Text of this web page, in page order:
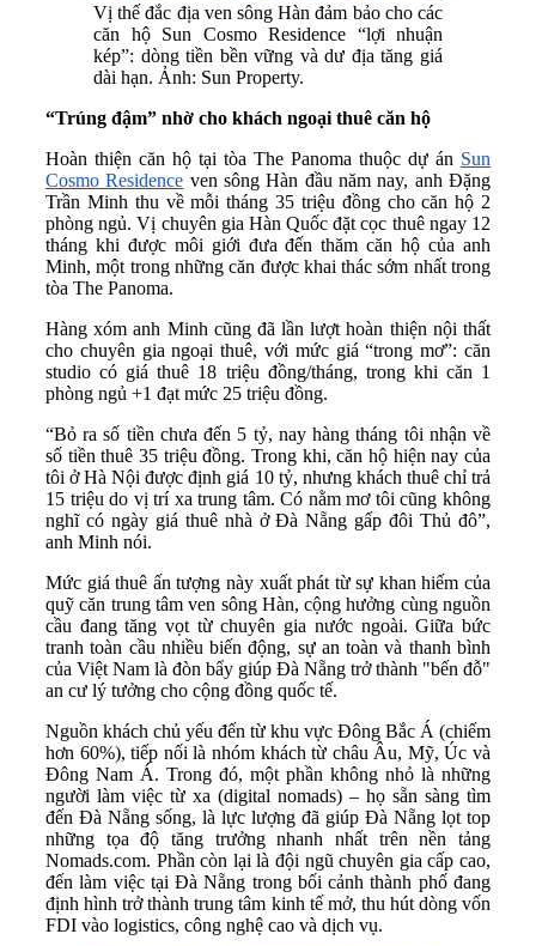
Vị thế đắc địa ven sông Hàn đảm bảo cho các
căn hộ Sun Cosmo Residence “lợi nhuận
kép”: dòng tiền bền vững và dư địa tăng giá
dài hạn. Ảnh: Sun Property.
“Trúng đậm” nhờ cho khách ngoại thuê căn hộ
Hoàn thiện căn hộ tại tòa The Panoma thuộc dự án Sun
Cosmo Residence ven sông Hàn đầu năm nay, anh Đặng
Trần Minh thu về mỗi tháng 35 triệu đồng cho căn hộ 2
phòng ngủ. Vị chuyên gia Hàn Quốc đặt cọc thuê ngay 12
tháng khi được môi giới đưa đến thăm căn hộ của anh
Minh, một trong những căn được khai thác sớm nhất trong
tòa The Panoma.
Hàng xóm anh Minh cũng đã lần lượt hoàn thiện nội thất
cho chuyên gia ngoại thuê, với mức giá “trong mơ”: căn
studio có giá thuê 18 triệu đồng/tháng, trong khi căn 1
phòng ngủ +1 đạt mức 25 triệu đồng.
“Bỏ ra số tiền chưa đến 5 tỷ, nay hàng tháng tôi nhận về
số tiền thuê 35 triệu đồng. Trong khi, căn hộ hiện nay của
tôi ở Hà Nội được định giá 10 tỷ, nhưng khách thuê chỉ trả
15 triệu do vị trí xa trung tâm. Có nằm mơ tôi cũng không
nghĩ có ngày giá thuê nhà ở Đà Nẵng gấp đôi Thủ đô”,
anh Minh nói.
Mức giá thuê ấn tượng này xuất phát từ sự khan hiếm của
quỹ căn trung tâm ven sông Hàn, cộng hưởng cùng nguồn
cầu đang tăng vọt từ chuyên gia nước ngoài. Giữa bức
tranh toàn cầu nhiều biến động, sự an toàn và thanh bình
của Việt Nam là đòn bẩy giúp Đà Nẵng trở thành "bến đỗ"
an cư lý tưởng cho cộng đồng quốc tế.
Nguồn khách chủ yếu đến từ khu vực Đông Bắc Á (chiếm
hơn 60%), tiếp nối là nhóm khách từ châu Âu, Mỹ, Úc và
Đông Nam Á. Trong đó, một phần không nhỏ là những
người làm việc từ xa (digital nomads) – họ sẵn sàng tìm
đến Đà Nẵng sống, là lực lượng đã giúp Đà Nẵng lọt top
những tọa độ tăng trưởng nhanh nhất trên nền tảng
Nomads.com. Phần còn lại là đội ngũ chuyên gia cấp cao,
đến làm việc tại Đà Nẵng trong bối cảnh thành phố đang
định hình trở thành trung tâm kinh tế mở, thu hút dòng vốn
FDI vào logistics, công nghệ cao và dịch vụ.